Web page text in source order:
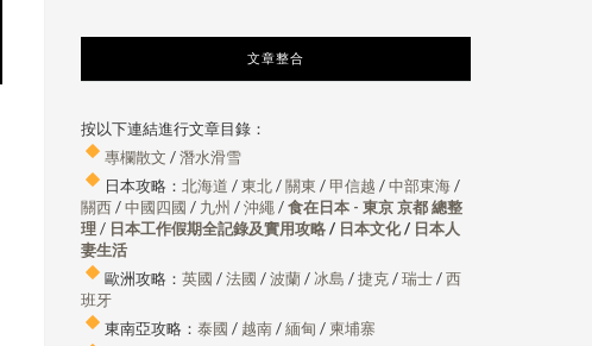
文章整合
按以下連結進行文章目錄：
專欄散文 /潛水滑雪
日本攻略：北海道 /東北/關東 /甲信越 /中部東海/
關西/中國四國 / 九州 /沖繩 /食在日本 - 東京 京都 總整
理/ 日本工作假期全記錄及實用攻略/ 日本文化/ 日本人
妻生活
歐洲攻略：英國 /法國 /波蘭/ 冰島 /捷克/瑞士/西
班牙
東南亞攻略：泰國 / 越南/緬甸 / 柬埔寨